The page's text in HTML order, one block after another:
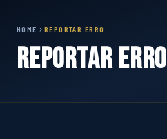
HOME REPORTAR ERRO
Reportar Erro